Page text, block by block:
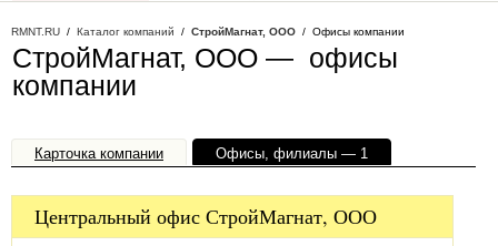
RMNT.RU / Каталог компаний / СтройМагнат, ООО / Офисы компании
СтройМагнат, ООО — офисы
компании
Карточка компании Офисы, филиалы — 1
Центральный офис СтройМагнат, ООО